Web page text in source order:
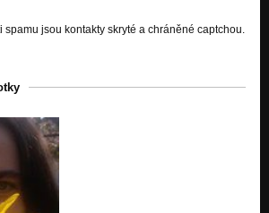
spamu jsou kontakty skryté a chráněné captchou.